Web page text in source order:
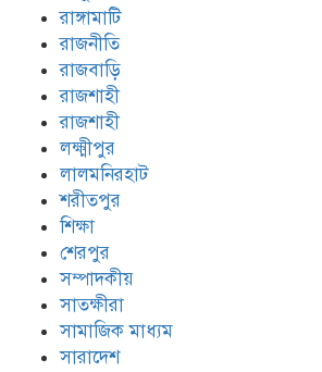
রাঙ্গামাটি
রাজনীতি
রাজবাড়ি
রাজশাহী
রাজশাহী
লক্ষ্মীপুর
লালমনিরহাট
শরীতপুর
শিক্ষা
শেরপুর
সম্পাদকীয়
সাতক্ষীরা
সামাজিক মাধ্যম
সারাদেশ